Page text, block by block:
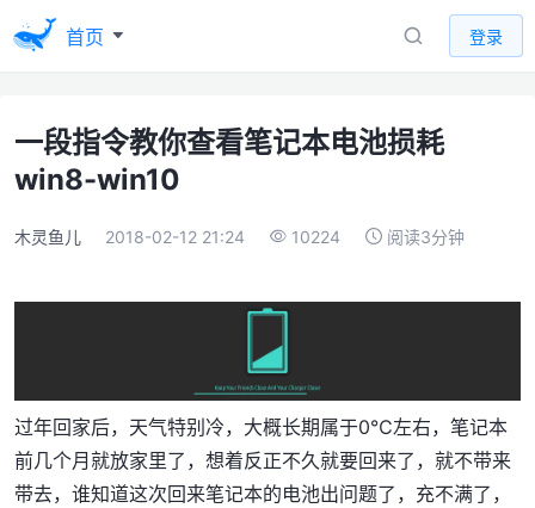
首页 登录
一段指令教你查看笔记本电池损耗
win8-win10
木灵鱼儿 2018-02-12 21:24 10224 阅读3分钟
过年回家后，天气特别冷，大概长期属于0℃左右，笔记本
前几个月就放家里了，想着反正不久就要回来了，就不带来
带去，谁知道这次回来笔记本的电池出问题了，充不满了，